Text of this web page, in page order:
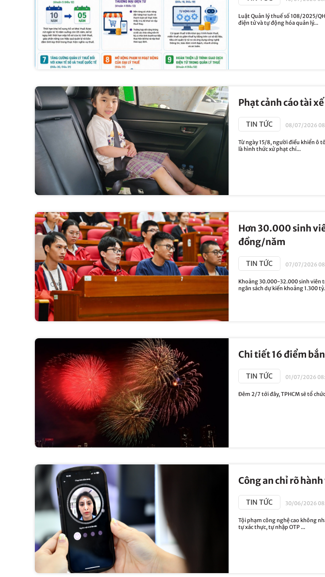
Luật Quản lý thuế số 108/2025/
điện tử và tự động hóa quản lý...
Phạt cảnh cáo tài
TIN TỨC 08/07/2026
Từ ngày 15/8, người điều khiển ô
là hình thức xử phạt chí...
Hơn 30.000 sinh
đồng/năm
TIN TỨC 07/07/2026
Khoảng 30.000-32.000 sinh viên
ngân sách dự kiến khoảng 1.300
Chi tiết 16 điểm
TIN TỨC 01/07/2026
Đêm 2/7 tới đây, TPHCM sẽ tổ
Công an chỉ rõ
TIN TỨC 30/06/2026
Tội phạm công nghệ cao không
tự xác thực, tự nhập OTP ...